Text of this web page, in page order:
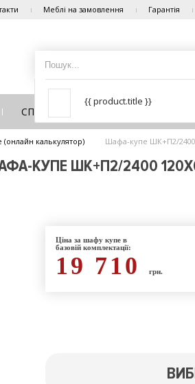
Меблі на замовлення Гарантія
{{ product.title }}
СПАЛЬНЯ
калькулятор) Шафа-купе ШК+П2/2400
КУПЕ ШК+П2/2400
Ціна за шафу купе в
базовій комплектації:
19 710 грн.